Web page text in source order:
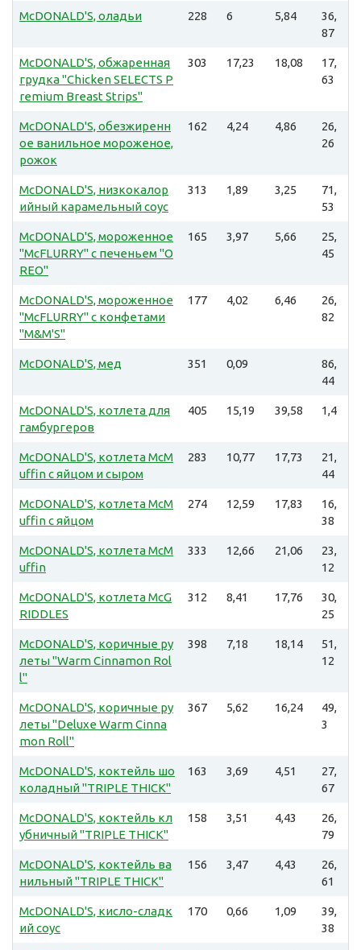
McDONALD'S, оладьи 228 6 5,84
36,
87
McDONALD'S, обжаренная
грудка "Chicken SELECTS P
remium Breast Strips"
303 17,23 18,08
17,
63
McDONALD'S, обезжиренн
ое ванильное мороженое,
рожок
162 4,24 4,86
26,
26
McDONALD'S, низкокалор
ийный карамельный соус
313 1,89 3,25
71,
53
McDONALD'S, мороженное
"McFLURRY" с печеньем "O
REO"
165 3,97 5,66
25,
45
McDONALD'S, мороженное
"McFLURRY" с конфетами
"M&M'S"
177 4,02 6,46
26,
82
McDONALD'S, мед 351 0,09
86,
44
McDONALD'S, котлета для
гамбургеров
405 15,19 39,58 1,4
McDONALD'S, котлета McM
uffin с яйцом и сыром
283 10,77 17,73
21,
44
McDONALD'S, котлета McM
uffin с яйцом
274 12,59 17,83
16,
38
McDONALD'S, котлета McM
uffin
333 12,66 21,06
23,
12
McDONALD'S, котлета McG
RIDDLES
312 8,41 17,76
30,
25
McDONALD'S, коричные ру
леты "Warm Cinnamon Rol
l"
398 7,18 18,14
51,
12
McDONALD'S, коричные ру
леты "Deluxe Warm Cinna
mon Roll"
367 5,62 16,24
49,
3
McDONALD'S, коктейль шо
коладный "TRIPLE THICK"
163 3,69 4,51
27,
67
McDONALD'S, коктейль кл
убничный "TRIPLE THICK"
158 3,51 4,43
26,
79
McDONALD'S, коктейль ва
нильный "TRIPLE THICK"
156 3,47 4,43
26,
61
McDONALD'S, кисло-сладк
ий соус
170 0,66 1,09
39,
38